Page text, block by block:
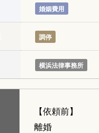
婚姻費用
調停
横浜法律事務所
【依頼前】
離婚